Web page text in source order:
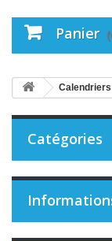
Panier
Calendriers
Catégories